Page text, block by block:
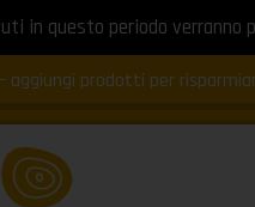
in questo periodo verranno
aggiungi prodotti per